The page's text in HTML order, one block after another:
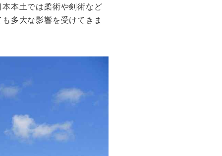
本土では柔術や剣術など
多大な影響を受けてきま